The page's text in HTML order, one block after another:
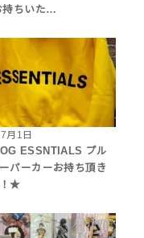
持ちいた…
月1日
ESSNTIALS プル
パーカーお持ち頂き
！★